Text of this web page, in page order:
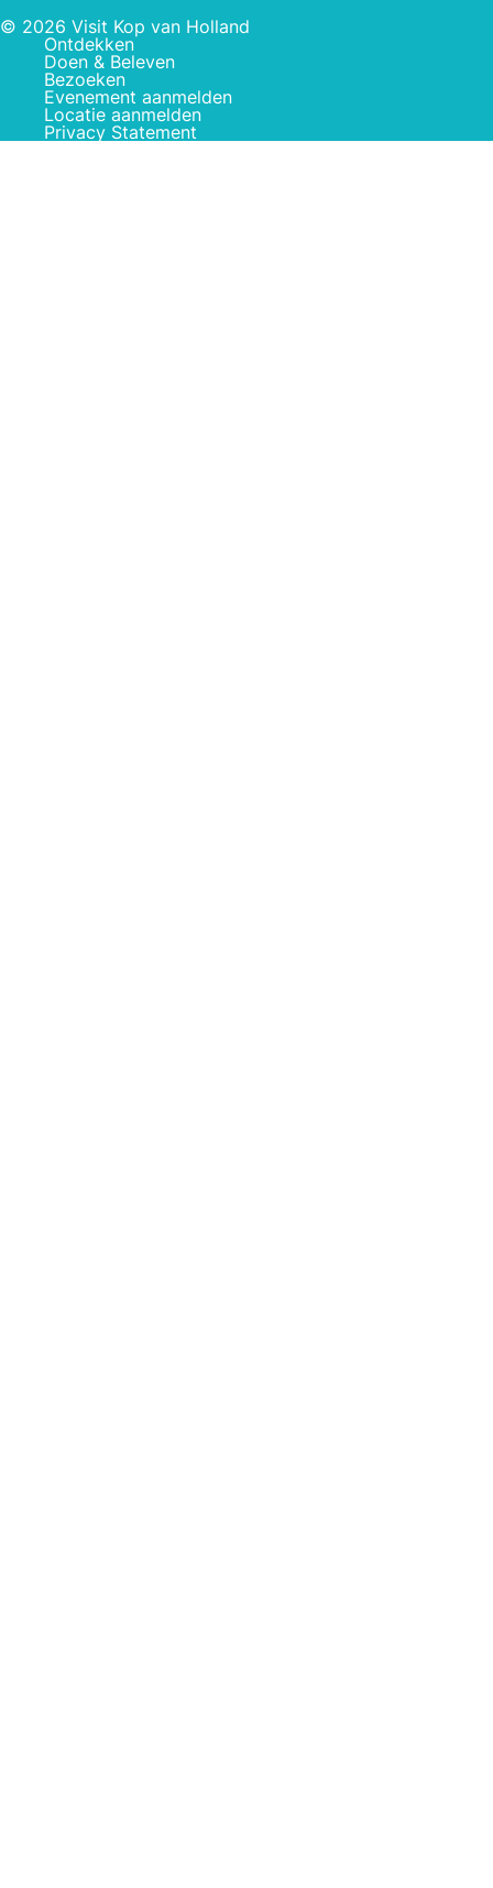
© 2026 Visit Kop van Holland
Ontdekken
Doen & Beleven
Bezoeken
Evenement aanmelden
Locatie aanmelden
Privacy Statement